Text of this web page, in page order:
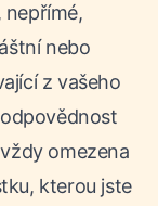
nepřímé,
nebo
z vašeho
omezena
kterou jste